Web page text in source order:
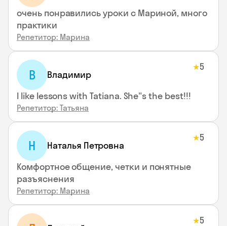
очень понравились уроки с Мариной, много
практики
Репетитор: Марина
В Владимир
★5
I like lessons with Tatiana. She"s the best!!!
Репетитор: Татьяна
Н Наталья Петровна
★5
Комфортное общение, четки и понятные
разъяснения
Репетитор: Марина
★5